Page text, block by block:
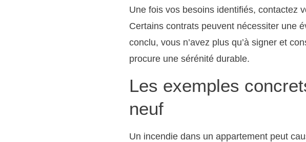
Une fois vos besoins identifiés, contactez
Certains contrats peuvent nécessiter une
conclu, vous n’avez plus qu’à signer et
procure une sérénité durable.
Les exemples
neuf
Un incendie dans un appartement peut